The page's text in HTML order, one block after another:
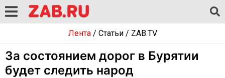
Лента/ Статьи/ ZAB.TV
За состоянием дорог в Бурятии
будет следить народ